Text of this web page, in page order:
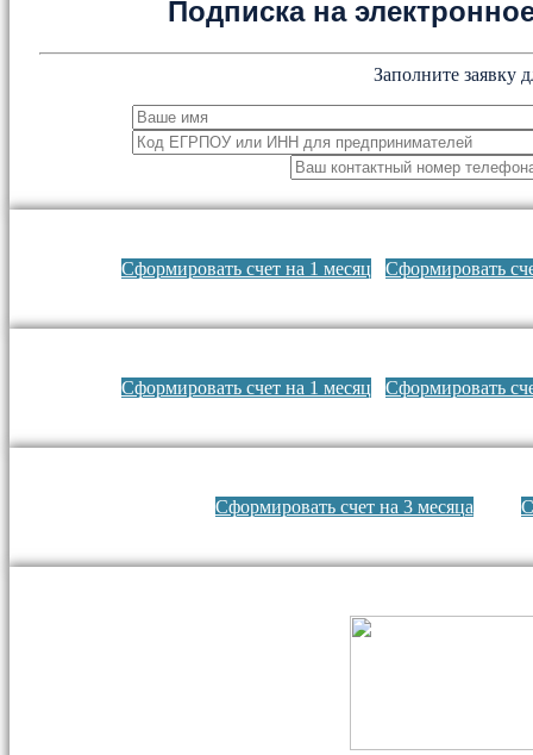
Подписка на
Заполните заявку
Сформировать счет на 1 месяц Сформировать
Сформировать счет на 1 месяц Сформировать
Сформировать счет на 3 месяца